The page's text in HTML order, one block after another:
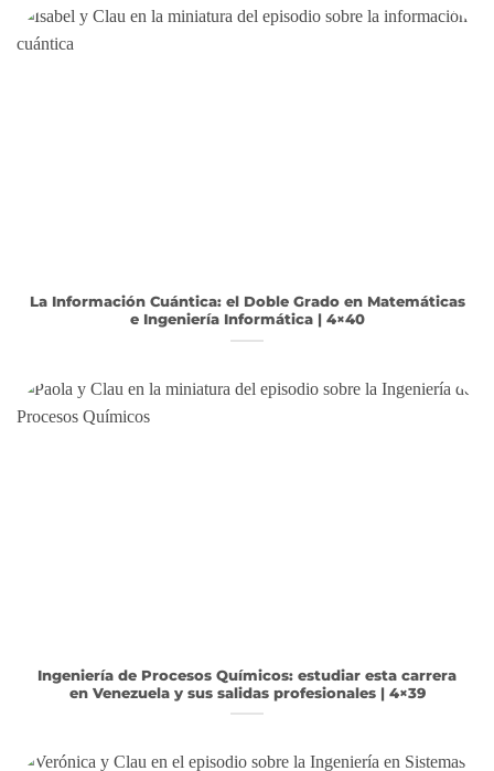
La Información Cuántica: el Doble Grado en Matemáticas
e Ingeniería Informática | 4×40
Ingeniería de Procesos Químicos: estudiar esta carrera
en Venezuela y sus salidas profesionales | 4×39